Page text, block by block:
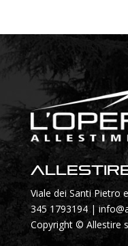
Allestire
Viale dei Santi Pietro
345 1793194|
Copyright © Allestire